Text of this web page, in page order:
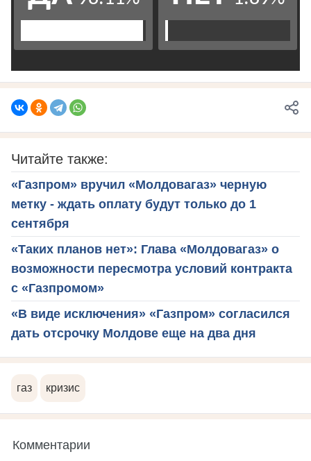
Читайте также:
«Газпром» вручил «Молдовагаз» черную
метку - ждать оплату будут только до 1
сентября
«Таких планов нет»: Глава «Молдовагаз» о
возможности пересмотра условий контракта
с «Газпромом»
«В виде исключения» «Газпром» согласился
дать отсрочку Молдове еще на два дня
газ кризис
Комментарии